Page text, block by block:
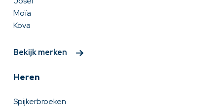
Moïa
Kova
Bekijk merken
Heren
Spijkerbroeken